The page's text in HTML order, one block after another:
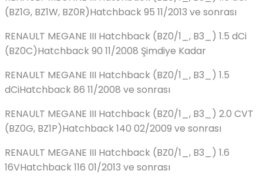
(BZ1G, BZ1W, BZ0R)Hatchback 95 11/2013 ve sonrası
RENAULT MEGANE III Hatchback (BZ0/1_, B3_) 1.5 dCi
(BZ0C)Hatchback 90 11/2008 Şimdiye Kadar
RENAULT MEGANE III Hatchback (BZ0/1_, B3_) 1.5
dCiHatchback 86 11/2008 ve sonrası
RENAULT MEGANE III Hatchback (BZ0/1_, B3_) 2.0 CVT
(BZ0G, BZ1P)Hatchback 140 02/2009 ve sonrası
RENAULT MEGANE III Hatchback (BZ0/1_, B3_) 1.6
16VHatchback 116 01/2013 ve sonrası